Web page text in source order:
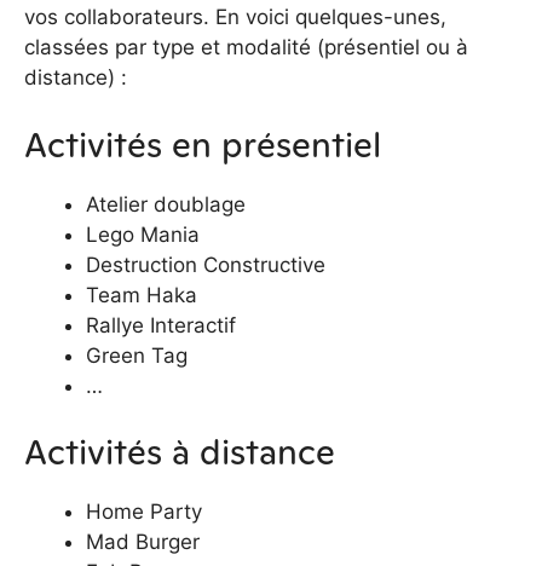
vos collaborateurs. En voici quelques-unes,
classées par type et modalité (présentiel ou à
distance) :
Activités en présentiel
Atelier doublage
Lego Mania
Destruction Constructive
Team Haka
Rallye Interactif
Green Tag
…
Activités à distance
Home Party
Mad Burger